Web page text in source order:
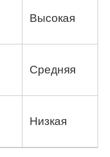
Высокая
Средняя
Низкая